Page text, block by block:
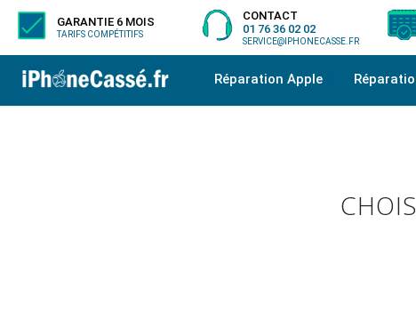
GARANTIE 6 MOIS
TARIFS COMPÉTITIFS
CONTACT
01 76 36 02 02
SERVICE@IPHONECASSE.FR
Réparation Apple